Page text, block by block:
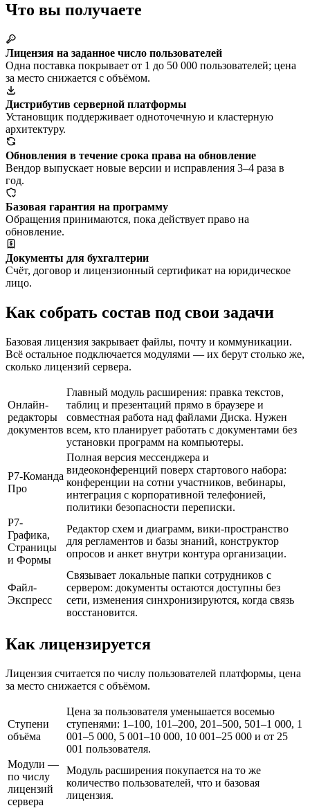
Что вы получаете
Лицензия на заданное число пользователей
Одна поставка покрывает от 1 до 50 000 пользователей; цена
за место снижается с объёмом.
Дистрибутив серверной платформы
Установщик поддерживает одноточечную и кластерную
архитектуру.
Обновления в течение срока права на обновление
Вендор выпускает новые версии и исправления 3–4 раза в
год.
Базовая гарантия на программу
Обращения принимаются, пока действует право на
обновление.
Документы для бухгалтерии
Счёт, договор и лицензионный сертификат на юридическое
лицо.
Как собрать состав под свои задачи
Базовая лицензия закрывает файлы, почту и коммуникации.
Всё остальное подключается модулями — их берут столько же,
сколько лицензий сервера.
Онлайн-
редакторы
документов
Главный модуль расширения: правка текстов,
таблиц и презентаций прямо в браузере и
совместная работа над файлами Диска. Нужен
всем, кто планирует работать с документами без
установки программ на компьютеры.
Р7-Команда
Про
Полная версия мессенджера и
видеоконференций поверх стартового набора:
конференции на сотни участников, вебинары,
интеграция с корпоративной телефонией,
политики безопасности переписки.
Р7-
Графика,
Страницы
и Формы
Редактор схем и диаграмм, вики-пространство
для регламентов и базы знаний, конструктор
опросов и анкет внутри контура организации.
Файл-
Экспресс
Связывает локальные папки сотрудников с
сервером: документы остаются доступны без
сети, изменения синхронизируются, когда связь
восстановится.
Как лицензируется
Лицензия считается по числу пользователей платформы, цена
за место снижается с объёмом.
Ступени
объёма
Цена за пользователя уменьшается восемью
ступенями: 1–100, 101–200, 201–500, 501–1 000, 1
001–5 000, 5 001–10 000, 10 001–25 000 и от 25
001 пользователя.
Модули —
по числу
лицензий
сервера
Модуль расширения покупается на то же
количество пользователей, что и базовая
лицензия.